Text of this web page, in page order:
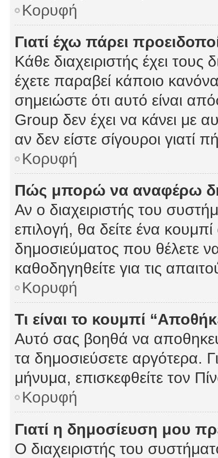
Κορυφή
Γιατί έχω πάρει
Κάθε διαχειριστής έχει
έχετε παραβεί κάποιο
σημειώστε ότι αυτό είναι
Group δεν έχει να κάνει με
αν δεν είστε σίγουροι γιατί
Κορυφή
Πώς μπορώ να αναφέρω
Αν ο διαχειριστής του
επιλογή, θα δείτε ένα
δημοσιεύματος που θέλετε
καθοδηγηθείτε για τις
Κορυφή
Τι είναι το κουμπί
Αυτό σας βοηθά να
τα δημοσιεύσετε αργότερα.
μήνυμα, επισκεφθείτε τον
Κορυφή
Γιατί η δημοσίευση μου
Ο διαχειριστής του